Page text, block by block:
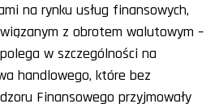
na rynku usług finansowych,
z obrotem walutowym –
w szczególności na
handlowego, które bez
Finansowego przyjmowały